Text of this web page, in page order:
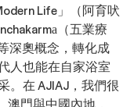
Life」（阿育吠
（五業療
深奧概念，轉化成
人也能在自家浴室
。在 AJIAJ，我們很
澳門與中國內地，